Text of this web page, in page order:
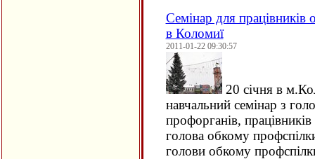
Семінар для працівників
в Коломиї
2011-01-22 09:30:57
20 січня в
навчальний семінар з
профорганів,
голова обкому
голови обкому